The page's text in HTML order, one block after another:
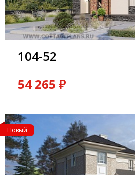
104-52
54 265 ₽
Новый